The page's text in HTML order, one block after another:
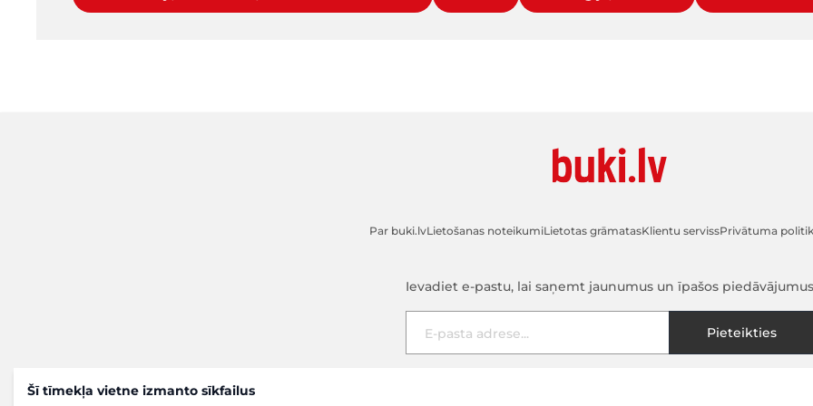
Šī tīmekļa vietne izmanto sīkfailus
Par buki.lvLietošanas noteikumiLietotas grāmatasKlientu servissPrivātuma
Ievadiet e-pastu, lai saņemt jaunumus un īpašos piedāvājumus
Pieteikties